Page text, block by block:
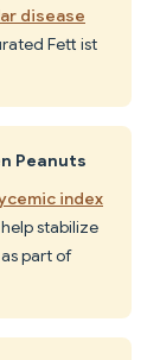
disease
Fett ist
Peanuts
index
help stabilize
part of